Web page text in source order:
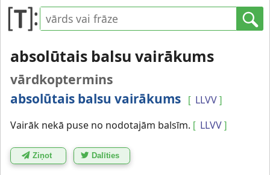
absolūtais balsu vairākums
vārdkoptermins
absolūtais balsu vairākums [ LLVV ]
Vairāk nekā puse no nodotajām balsīm. [ LLVV ]
Ziņot Dalīties